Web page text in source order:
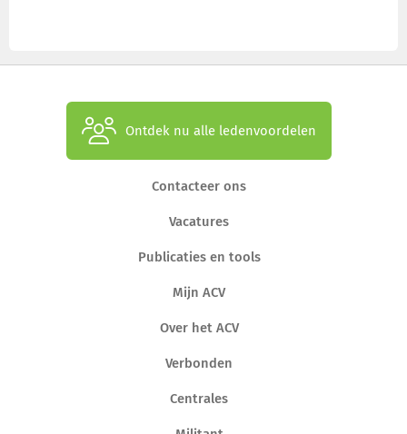
Ontdek nu alle ledenvoordelen
Contacteer ons
Vacatures
Publicaties en tools
Mijn ACV
Over het ACV
Verbonden
Centrales